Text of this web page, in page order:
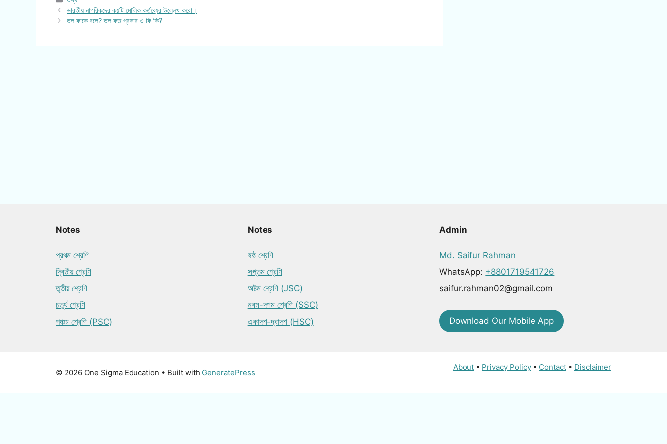
ভারতীয় নাগরিকদের কয়টি মৌলিক কর্তব্যের উল্লেখ করো।
তল কাকে বলে? তল কত প্রকার ও কি কি?
Notes
প্রথম শ্রেণি
দ্বিতীয় শ্রেণি
তৃতীয় শ্রেণি
চতুর্থ শ্রেণি
পঞ্চম শ্রেণি (PSC)
Notes
ষষ্ঠ শ্রেণি
সপ্তম শ্রেণি
অষ্টম শ্রেণি (JSC)
নবম-দশম শ্রেণি (SSC)
একাদশ-দ্বাদশ (HSC)
Admin
Md. Saifur Rahman
WhatsApp: +8801719541726
saifur.rahman02@gmail.com
Download Our Mobile App
About • Privacy Policy • Contact • Disclaimer
© 2026 One Sigma Education • Built with GeneratePress